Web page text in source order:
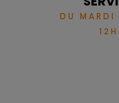
DU MARDI